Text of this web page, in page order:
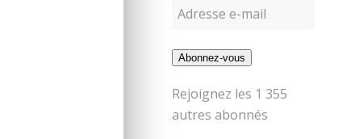
Abonnez-vous
Rejoignez les 1 355
autres abonnés